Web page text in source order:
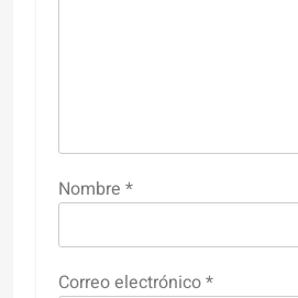
Nombre *
Correo electrónico*